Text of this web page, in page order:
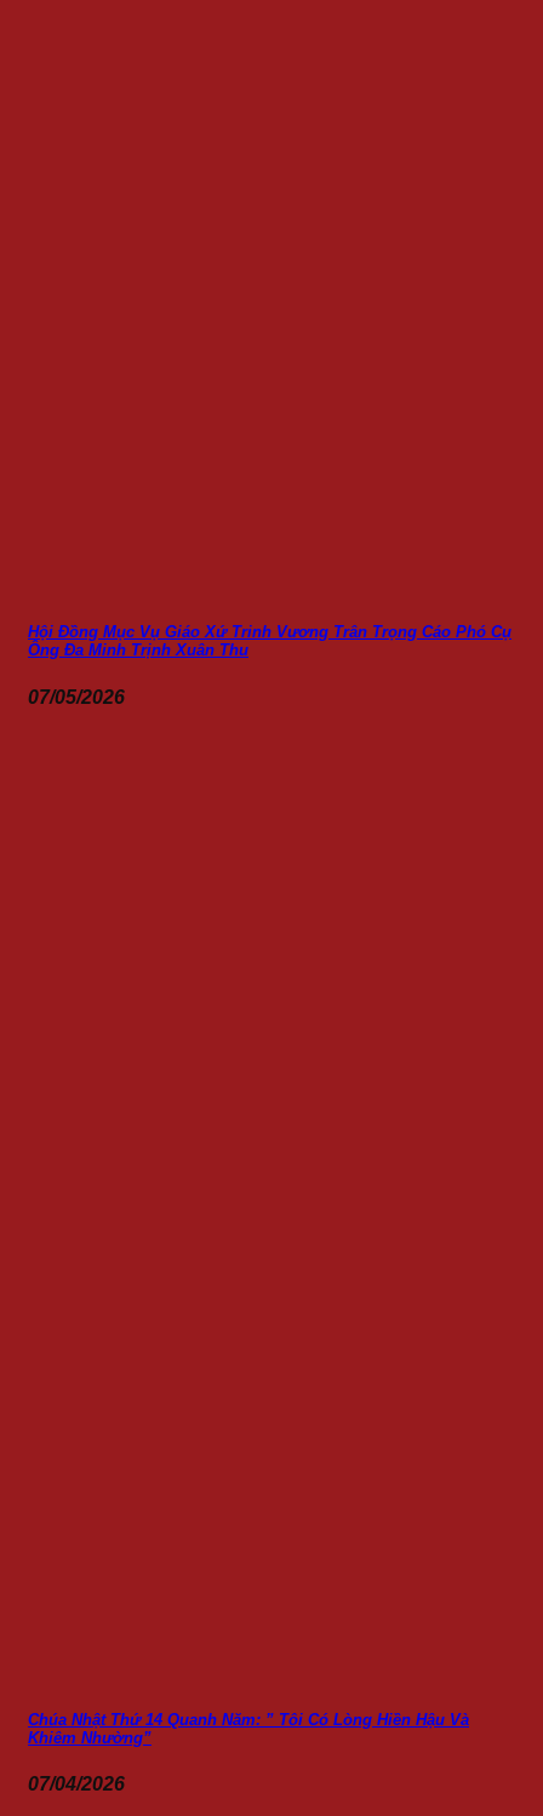
Hội Đồng Mục Vụ Giáo Xứ Trinh Vương Trân Trọng Cáo Phó Cụ
Ông Đa Minh Trịnh Xuân Thu
07/05/2026
Chúa Nhật Thứ 14 Quanh Năm: ” Tôi Có Lòng Hiền Hậu Và
Khiêm Nhường”
07/04/2026